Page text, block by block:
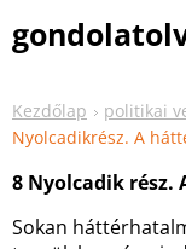
Kezdőlap politikai
Nyolcadikrész. A
8 Nyolcadik
Sokan